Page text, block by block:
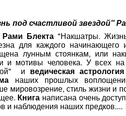
под счастливой звездой"
Рами Блекта"Накшатры. Жизнь
для каждого начинающего
лунным стоянкам, или
и мотивы человека. У всех
и ведическая астрология
наших прошлых
мировозрение, стиль жизни и
Книга написана очень
и наблюдения наших предков....